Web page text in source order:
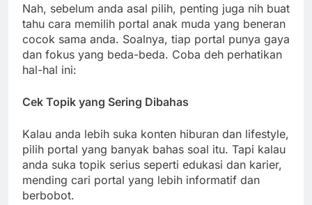
Nah, sebelum anda asal pilih, penting juga nih buat
tahu cara memilih portal anak muda yang beneran
cocok sama anda. Soalnya, tiap portal punya gaya
dan fokus yang beda-beda. Coba deh perhatikan
hal-hal ini:
Cek Topik yang Sering Dibahas
Kalau anda lebih suka konten hiburan dan lifestyle,
pilih portal yang banyak bahas soal itu. Tapi kalau
anda suka topik serius seperti edukasi dan karier,
mending cari portal yang lebih informatif dan
berbobot.